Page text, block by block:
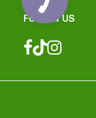
FOLLOW US